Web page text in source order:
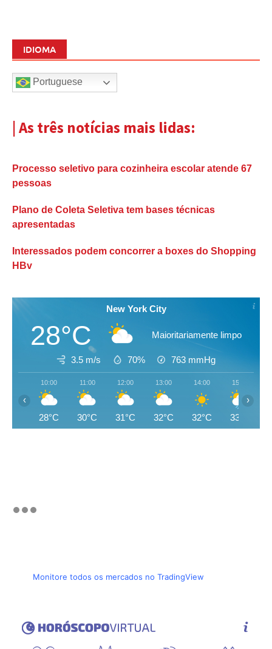
IDIOMA
Portuguese
| As três notícias mais lidas:
Processo seletivo para cozinheira escolar atende 67
pessoas
Plano de Coleta Seletiva tem bases técnicas
apresentadas
Interessados podem concorrer a boxes do Shopping
HBv
New York City
28°C Maioritariamente limpo
3.5 m/s 70% 763 mmHg
10:00
28°C
11:00
30°C
12:00
31°C
13:00
32°C
14:00
32°C
15:00
33°C
‹ ›
Monitore todos os mercados no TradingView